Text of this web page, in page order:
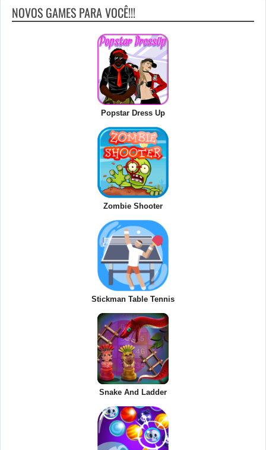
NOVOS GAMES PARA VOCÊ!!!
Popstar Dress Up
Zombie Shooter
Stickman Table Tennis
Snake And Ladder